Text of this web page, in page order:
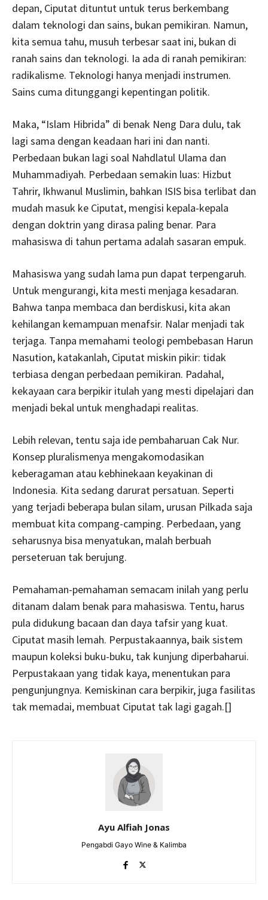
depan, Ciputat dituntut untuk terus berkembang
dalam teknologi dan sains, bukan pemikiran. Namun,
kita semua tahu, musuh terbesar saat ini, bukan di
ranah sains dan teknologi. Ia ada di ranah pemikiran:
radikalisme. Teknologi hanya menjadi instrumen.
Sains cuma ditunggangi kepentingan politik.
Maka, “Islam Hibrida” di benak Neng Dara dulu, tak
lagi sama dengan keadaan hari ini dan nanti.
Perbedaan bukan lagi soal Nahdlatul Ulama dan
Muhammadiyah. Perbedaan semakin luas: Hizbut
Tahrir, Ikhwanul Muslimin, bahkan ISIS bisa terlibat dan
mudah masuk ke Ciputat, mengisi kepala-kepala
dengan doktrin yang dirasa paling benar. Para
mahasiswa di tahun pertama adalah sasaran empuk.
Mahasiswa yang sudah lama pun dapat terpengaruh.
Untuk mengurangi, kita mesti menjaga kesadaran.
Bahwa tanpa membaca dan berdiskusi, kita akan
kehilangan kemampuan menafsir. Nalar menjadi tak
terjaga. Tanpa memahami teologi pembebasan Harun
Nasution, katakanlah, Ciputat miskin pikir: tidak
terbiasa dengan perbedaan pemikiran. Padahal,
kekayaan cara berpikir itulah yang mesti dipelajari dan
menjadi bekal untuk menghadapi realitas.
Lebih relevan, tentu saja ide pembaharuan Cak Nur.
Konsep pluralismenya mengakomodasikan
keberagaman atau kebhinekaan keyakinan di
Indonesia. Kita sedang darurat persatuan. Seperti
yang terjadi beberapa bulan silam, urusan Pilkada saja
membuat kita compang-camping. Perbedaan, yang
seharusnya bisa menyatukan, malah berbuah
perseteruan tak berujung.
Pemahaman-pemahaman semacam inilah yang perlu
ditanam dalam benak para mahasiswa. Tentu, harus
pula didukung bacaan dan daya tafsir yang kuat.
Ciputat masih lemah. Perpustakaannya, baik sistem
maupun koleksi buku-buku, tak kunjung diperbaharui.
Perpustakaan yang tidak kaya, menentukan para
pengunjungnya. Kemiskinan cara berpikir, juga fasilitas
tak memadai, membuat Ciputat tak lagi gagah.[]
Ayu Alfiah Jonas
Pengabdi Gayo Wine & Kalimba